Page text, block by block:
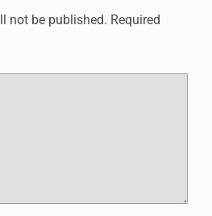
not be published. Required